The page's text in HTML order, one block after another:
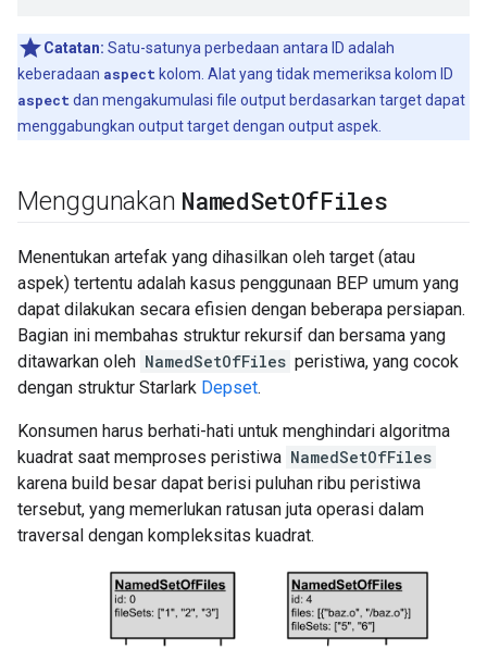
Catatan: Satu-satunya perbedaan antara ID adalah
keberadaan aspect kolom. Alat yang tidak memeriksa kolom ID
aspect dan mengakumulasi file output berdasarkan target dapat
menggabungkan output target dengan output aspek.
Menggunakan NamedSetOfFiles
Menentukan artefak yang dihasilkan oleh target (atau
aspek) tertentu adalah kasus penggunaan BEP umum yang
dapat dilakukan secara efisien dengan beberapa persiapan.
Bagian ini membahas struktur rekursif dan bersama yang
ditawarkan oleh NamedSetOfFiles peristiwa, yang cocok
dengan struktur Starlark Depset.
Konsumen harus berhati-hati untuk menghindari algoritma
kuadrat saat memproses peristiwa NamedSetOfFiles
karena build besar dapat berisi puluhan ribu peristiwa
tersebut, yang memerlukan ratusan juta operasi dalam
traversal dengan kompleksitas kuadrat.